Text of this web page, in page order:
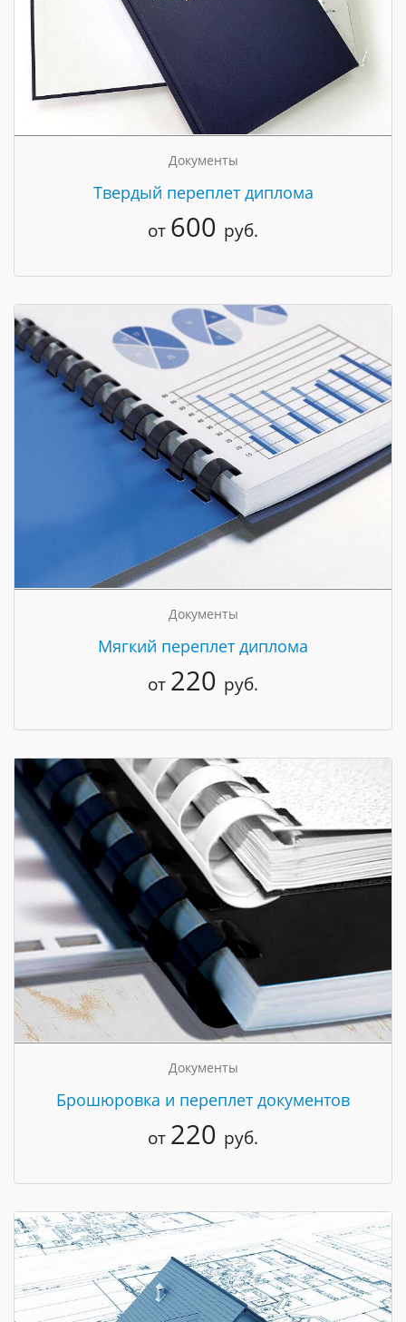
Документы
Твердый переплет диплома
от 600 руб.
Документы
Мягкий переплет диплома
от 220 руб.
Документы
Брошюровка и переплет документов
от 220 руб.